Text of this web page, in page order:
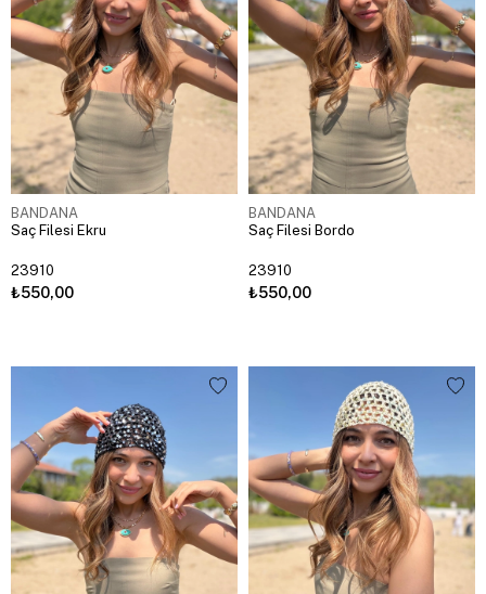
BANDANA
Saç Filesi Ekru
23910
₺550,00
BANDANA
Saç Filesi Bordo
23910
₺550,00